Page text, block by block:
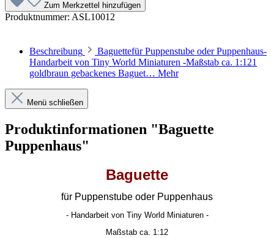
Zum Merkzettel hinzufügen
Produktnummer: ASL10012
Beschreibung
Baguettefür Puppenstube oder Puppenhaus-
Handarbeit von Tiny World Miniaturen -Maßstab ca. 1:121
goldbraun gebackenes Baguet… Mehr
Menü schließen
Produktinformationen "Baguette
Puppenhaus"
Baguette
für Puppenstube oder Puppenhaus
- Handarbeit von Tiny World Miniaturen -
Maßstab ca. 1:12